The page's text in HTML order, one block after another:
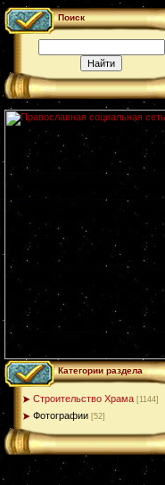
Поиск
Категории раздела
Строительство Храма [1144]
Фотографии [52]